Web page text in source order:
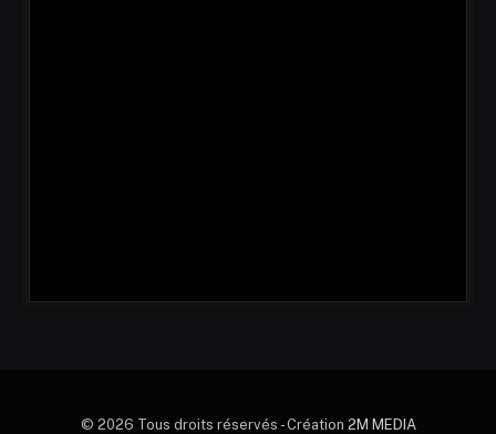
© 2026 Tous droits réservés - Création 2M MEDIA